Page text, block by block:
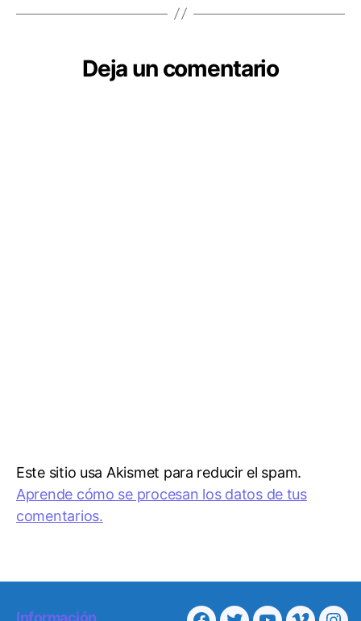
Deja un comentario
Este sitio usa Akismet para reducir el spam.
Aprende cómo se procesan los datos de tus
comentarios.
Información